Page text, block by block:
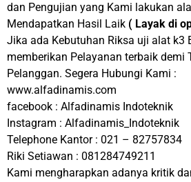
dan Pengujian yang Kami lakukan
Mendapatkan Hasil Laik ( Layak di
Jika ada Kebutuhan Riksa uji alat k3
memberikan Pelayanan terbaik demi
Pelanggan. Segera Hubungi Kami :
www.alfadinamis.com
facebook : Alfadinamis Indoteknik
Instagram : Alfadinamis_Indoteknik
Telephone Kantor : 021 – 82757834
Riki Setiawan : 081284749211
Kami mengharapkan adanya kritik